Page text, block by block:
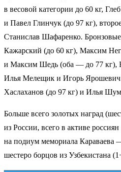
в весовой категории до 60 кг,
и Павел Глинчук (до 97 кг),
Станислав Шафаренко.
Кажарский (до 60 кг), Максим
и Максим Шедь (оба — до 77 кг),
Илья Мелещик и Игорь
Хаслаханов (до 97 кг) и Илья
Больше всего золотых наград
из России, всего в активе
на подиум мемориала Караваева
шестеро борцов из Узбекистана